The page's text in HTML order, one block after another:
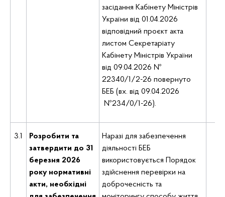
засідання Кабінету Міністрів
України від 01.04.2026
відповідний проєкт акта
листом Секретаріату
Кабінету Міністрів України
від 09.04.2026 №
22340/1/2-26 повернуто
БЕБ (вх. від 09.04.2026
№234/0/1-26).
3.1
Розробити та
затвердити до 31
березня 2026
року нормативні
акти, необхідні
Наразі для забезпечення
діяльності БЕБ
використовується Порядок
здійснення перевірки на
доброчесність та